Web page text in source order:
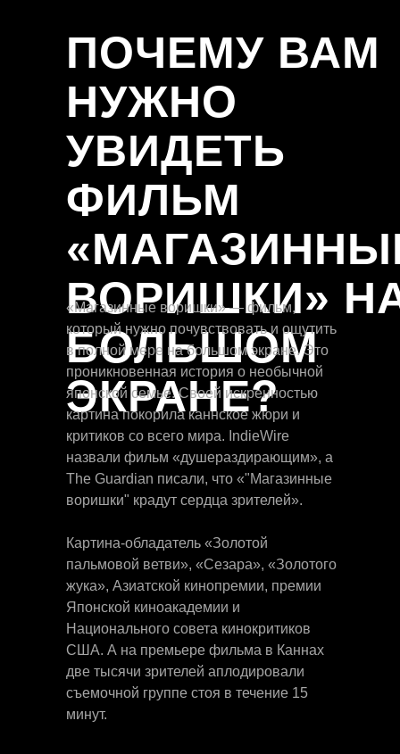
ПОЧЕМУ ВАМ
НУЖНО
УВИДЕТЬ
ФИЛЬМ
ВОРИШКИ»
БОЛЬШОМ
ЭКРАНЕ?
«Магазинные воришки» — фильм,
который нужно почувствовать и ощутить
в полной мере на большом экране. Это
проникновенная история о необычной
японской семье. Своей искренностью
картина покорила каннское жюри и
критиков со всего мира. IndieWire
назвали фильм «душераздирающим», а
The Guardian писали, что «"Магазинные
воришки" крадут сердца зрителей».
Картина-обладатель «Золотой
пальмовой ветви», «Сезара», «Золотого
жука», Азиатской кинопремии, премии
Японской киноакадемии и
Национального совета кинокритиков
США. А на премьере фильма в Каннах
две тысячи зрителей аплодировали
съемочной группе стоя в течение 15
минут.